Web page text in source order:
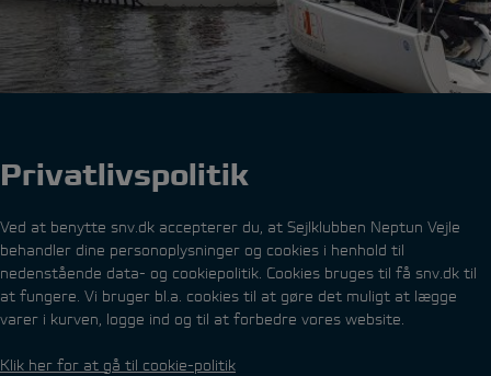
Privatlivspolitik
Ved at benytte snv.dk accepterer du, at Sejlklubben Neptun Vejle
behandler dine personoplysninger og cookies i henhold til
nedenstående data- og cookiepolitik. Cookies bruges til få snv.dk til
at fungere. Vi bruger bl.a. cookies til at gøre det muligt at lægge
varer i kurven, logge ind og til at forbedre vores website.
Klik her for at gå til cookie-politik